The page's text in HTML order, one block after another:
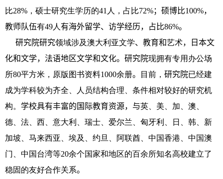
比28% ，硕士研究生学历的41 人，占比72%； 硕博比100%，
教师队伍有49人 有海外留学、访学经历，占比86%。
研究院研究领域涉及澳大利亚文学、教育和艺术，日本文
化和文学，法语地区文学和文化。研究院现拥有专用办公场
所80平方米，原版图书资料1000余册。 目前， 研究院已经建
成为学科较为齐全、人员结构合理、条件相对较好的研究机
构。 学校具有丰富的国际教育资源，与英、美、加、澳、
德、法、西、意大利、瑞士、爱尔兰、匈牙利、日、韩、新
加坡、马来西亚、埃及、约旦、阿联酋、中国香港、中国澳
门、中国台湾等20余个国家和地区的百余所知名高校建立了
稳固的友好合作关系。